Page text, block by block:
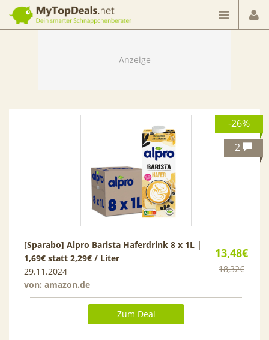
Dein smarter Schnäppchenberater
-26%
2
13,48€
18,32€
[Sparabo] Alpro Barista Haferdrink 8 x 1L |
1,69€ statt 2,29€ / Liter
29.11.2024
von: amazon.de
Zum Deal